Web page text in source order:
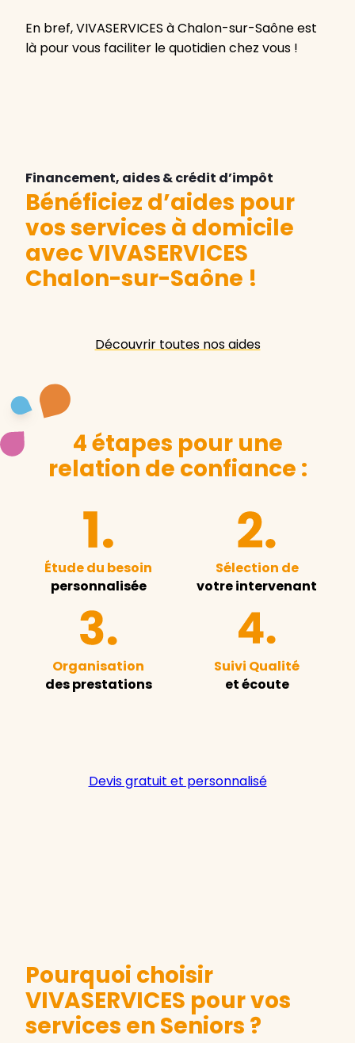
En bref, VIVASERVICES à Chalon-sur-Saône est
là pour vous faciliter le quotidien chez vous !
Financement, aides & crédit d’impôt
Bénéficiez d’aides pour
vos services à domicile
avec VIVASERVICES
Chalon-sur-Saône !
Découvrir toutes nos aides
4 étapes pour une
relation de confiance :
Étude du besoin
personnalisée
Sélection de
votre intervenant
Organisation
des prestations
Suivi Qualité
et écoute
Devis gratuit et personnalisé
Pourquoi choisir
VIVASERVICES pour vos
services en Seniors ?